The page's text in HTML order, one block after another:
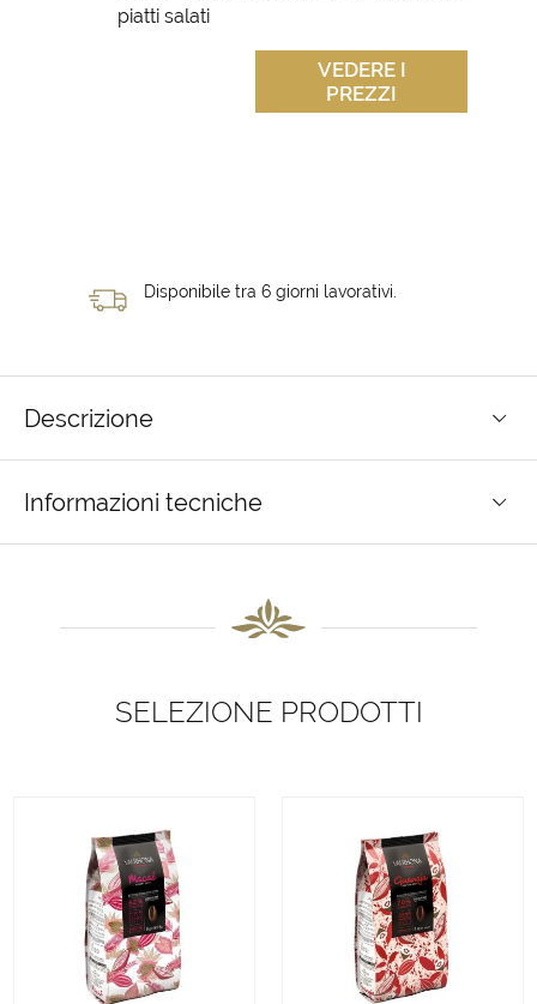
piatti salati
VEDERE I
PREZZI
Disponibile tra 6 giorni lavorativi.
Descrizione
Informazioni tecniche
SELEZIONE PRODOTTI